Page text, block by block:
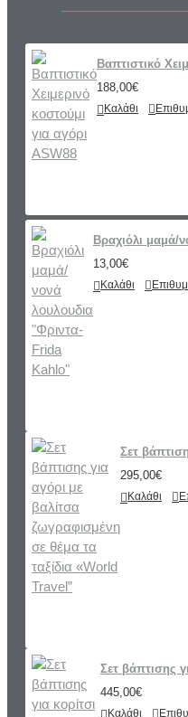
Βαπτιστικό
188,00€
Καλάθι
Βραχιόλι μαμά/
13,00€
Καλάθι
Σετ
295,00€
Καλάθι
Σετ βάπτισης
445,00€
Καλάθι